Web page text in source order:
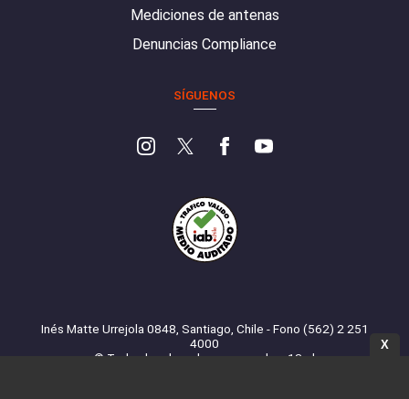
Mediciones de antenas
Denuncias Compliance
SÍGUENOS
Inés Matte Urrejola 0848, Santiago, Chile - Fono (562) 2 251
4000
© Todos los derechos reservados. 13.cl
X